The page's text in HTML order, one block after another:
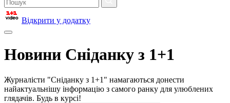
Відкрити у додатку
Новини Сніданку з 1+1
Журналісти "Сніданку з 1+1" намагаються донести
найактуальнішу інформацію з самого ранку для улюблених
глядачів. Будь в курсі!